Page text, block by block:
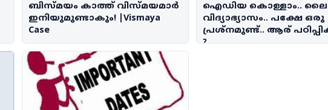
ബിസ്മയം കാത്ത് വിസ്മയമാർ
ഇനിയുമുണ്ടാകും! |Vismaya
Case
ഐഡിയ കൊള്ളാം..
വിദ്യാഭ്യാസം.. പക്ഷേ ഒരു
പ്രശ്‌നമുണ്ട്.. ആര്
?